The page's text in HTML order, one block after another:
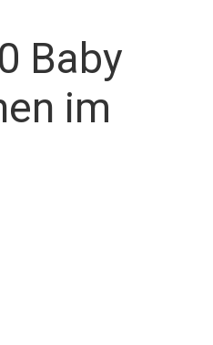
Baby
im